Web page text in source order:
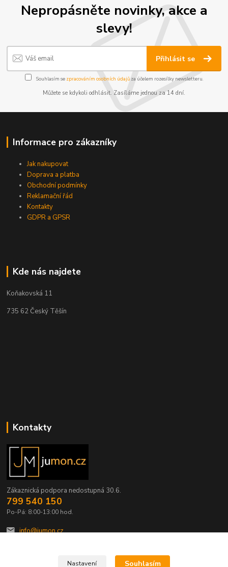
Nepropásněte novinky, akce a
slevy!
Přihlásit se
Souhlasím se zpracováním osobních údajůza účelem rozesílky newsletteru.
Můžete se kdykoli odhlásit. Zasíláme jednou za 14 dní.
Informace pro zákazníky
Jak nakupovat
Doprava a platba
Obchodní podmínky
Reklamační řád
Kontakty
GDPR a GPSR
Kde nás najdete
Koňakovská 11
735 62 Český Těšín
Kontakty
Zákaznická podpora nedostupná 30.6.
799 540 150
Po-Pá: 8:00-13:00 hod.
info@jumon.cz
Nastavení Souhlasím